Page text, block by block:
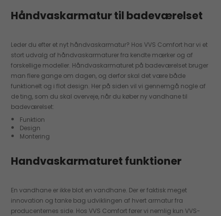
Håndvaskarmatur til badeværelset
Leder du efter et nyt håndvaskarmatur? Hos VVS Comfort har vi et
stort udvalg af håndvaskarmaturer fra kendte mærker og af
forskellige modeller. Håndvaskarmaturet på badeværelset bruger
man flere gange om dagen, og derfor skal det være både
funktionelt og i flot design. Her på siden vil vi gennemgå nogle af
de ting, som du skal overveje, når du køber ny vandhane til
badeværelset:
Funktion
Design
Montering
Handvaskarmaturet funktioner
En vandhane er ikke blot en vandhane. Der er faktisk meget
innovation og tanke bag udviklingen af hvert armatur fra
producenternes side. Hos VVS Comfort fører vi nemlig kun VVS-